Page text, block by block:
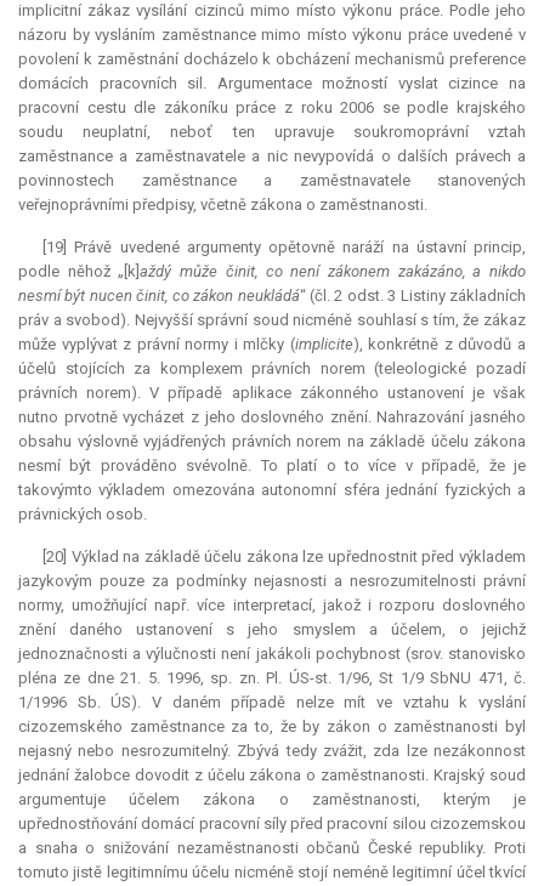
implicitní zákaz vysílání cizinců mimo místo výkonu práce. Podle jeho
názoru by vysláním zaměstnance mimo místo výkonu práce uvedené v
povolení k zaměstnání docházelo k obcházení mechanismů preference
domácích pracovních sil. Argumentace možností vyslat cizince na
pracovní cestu dle zákoníku práce z roku 2006 se podle krajského
soudu neuplatní, neboť ten upravuje soukromoprávní vztah
zaměstnance a zaměstnavatele a nic nevypovídá o dalších právech a
povinnostech zaměstnance a zaměstnavatele stanovených
veřejnoprávními předpisy, včetně zákona o zaměstnanosti.
[19] Právě uvedené argumenty opětovně naráží na ústavní princip,
podle něhož „[k]aždý může činit, co není zákonem zakázáno, a nikdo
nesmí být nucen činit, co zákon neukládá“ (čl. 2 odst. 3 Listiny základních
práv a svobod). Nejvyšší správní soud nicméně souhlasí s tím, že zákaz
může vyplývat z právní normy i mlčky (implicite), konkrétně z důvodů a
účelů stojících za komplexem právních norem (teleologické pozadí
právních norem). V případě aplikace zákonného ustanovení je však
nutno prvotně vycházet z jeho doslovného znění. Nahrazování jasného
obsahu výslovně vyjádřených právních norem na základě účelu zákona
nesmí být prováděno svévolně. To platí o to více v případě, že je
takovýmto výkladem omezována autonomní sféra jednání fyzických a
právnických osob.
[20] Výklad na základě účelu zákona lze upřednostnit před výkladem
jazykovým pouze za podmínky nejasnosti a nesrozumitelnosti právní
normy, umožňující např. více interpretací, jakož i rozporu doslovného
znění daného ustanovení s jeho smyslem a účelem, o jejichž
jednoznačnosti a výlučnosti není jakákoli pochybnost (srov. stanovisko
pléna ze dne 21. 5. 1996, sp. zn. Pl. ÚS-st. 1/96, St 1/9 SbNU 471, č.
1/1996 Sb. ÚS). V daném případě nelze mít ve vztahu k vyslání
cizozemského zaměstnance za to, že by zákon o zaměstnanosti byl
nejasný nebo nesrozumitelný. Zbývá tedy zvážit, zda lze nezákonnost
jednání žalobce dovodit z účelu zákona o zaměstnanosti. Krajský soud
argumentuje účelem zákona o zaměstnanosti, kterým je
upřednostňování domácí pracovní síly před pracovní silou cizozemskou
a snaha o snižování nezaměstnanosti občanů České republiky. Proti
tomuto jistě legitimnímu účelu nicméně stojí neméně legitimní účel tkvící